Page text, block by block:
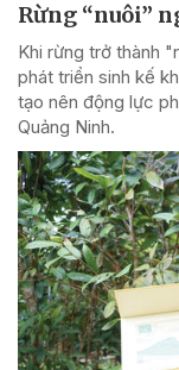
Rừng “nuôi”
Khi rừng trở thành
phát triển sinh kế
tạo nên động lực
Quảng Ninh.